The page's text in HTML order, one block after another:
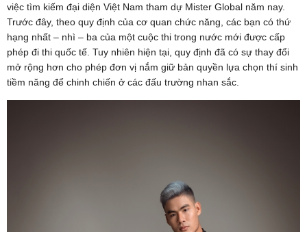
việc tìm kiếm đại diện Việt Nam tham dự Mister Global năm nay.
Trước đây, theo quy định của cơ quan chức năng, các bạn có thứ
hạng nhất – nhì – ba của một cuộc thi trong nước mới được cấp
phép đi thi quốc tế. Tuy nhiên hiện tại, quy định đã có sự thay đổi
mở rộng hơn cho phép đơn vị nắm giữ bản quyền lựa chọn thí sinh
tiềm năng để chinh chiến ở các đấu trường nhan sắc.